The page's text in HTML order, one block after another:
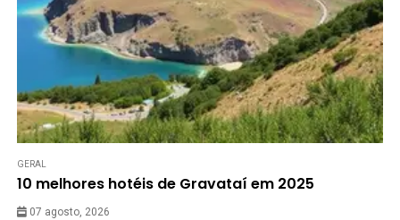
GERAL
10 melhores hotéis de Gravataí em 2025
07 agosto, 2026